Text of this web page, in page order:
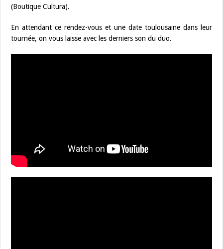
(Boutique Cultura).
En attendant ce rendez-vous et une date toulousaine dans leur
tournée, on vous laisse avec les derniers son du duo.